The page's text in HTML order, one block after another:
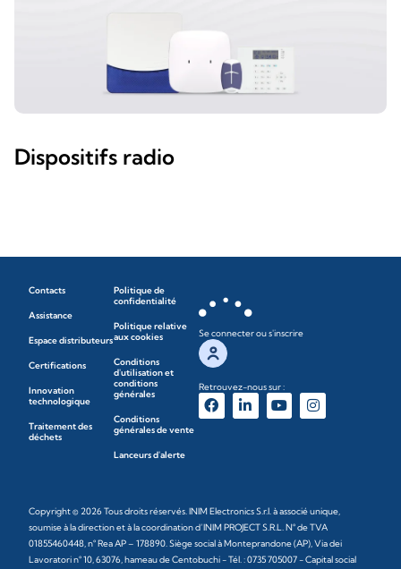
Dispositifs radio
Contacts
Assistance
Espace distributeurs
Certifications
Innovation
technologique
Traitement des
déchets
Politique de
confidentialité
Politique relative
aux cookies
Conditions
d'utilisation et
conditions
générales
Conditions
générales de vente
Lanceurs d'alerte
Se connecter ou s'inscrire
Retrouvez-nous sur :
Copyright © 2026 Tous droits réservés. INIM Electronics S.r.l. à associé unique,
soumise à la direction et à la coordination d’INIM PROJECT S.R.L. N° de TVA
01855460448, n° Rea AP – 178890. Siège social à Monteprandone (AP), Via dei
Lavoratori n° 10, 63076, hameau de Centobuchi - Tél. : 0735 705007 - Capital social